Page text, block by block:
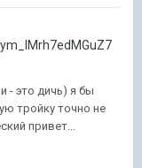
- это дичь) я бы
тройку точно не
привет...